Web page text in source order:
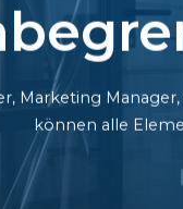
Marketing
können alle